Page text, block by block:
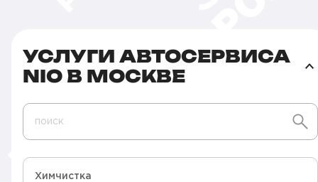
УСЛУГИ АВТОСЕРВИСА
NIO В МОСКВЕ
поиск
Химчистка